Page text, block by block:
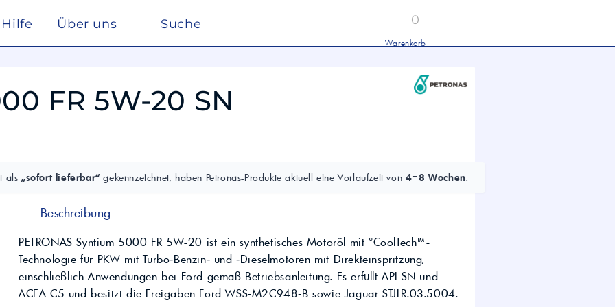
Hilfe Über uns Suche 0
Warenkorb
Pflege, Reinigung und Optimierung
Industrieöle
Traktoröle
Motorrad
Hydrauliköle
Schmierfette
Spezialöle
Reinigung & Desinfektion
Wasseraufbereitung
Industriechemie
Futtermittel
Kosmetik
Entschwefelung
und Farbmittel für
Individuelle Lösungen
Liter
Hochwertige Industrieöle von Mobil und
Petronas für Hydraulik, Getriebe und
schwere Nutzfahrzeuge
Landwirtschaft
elf Glysantin
REFLEX Total
VW
FR 5W-20 SN
als„sofort lieferbar“ gekennzeichnet, haben Petronas-Produkte aktuell eine Vorlaufzeit von 4–8 Wochen
Beschreibung
PETRONAS Syntium 5000 FR 5W-20 ist ein synthetisches Motoröl mit °CoolTech™-
Technologie für PKW mit Turbo‑Benzin‑ und ‑Dieselmotoren mit Direkteinspritzung,
einschließlich Anwendungen bei Ford gemäß Betriebsanleitung. Es erfüllt API SN und
ACEA C5 und besitzt die Freigaben Ford WSS‑M2C948‑B sowie Jaguar STJLR.03.5004.